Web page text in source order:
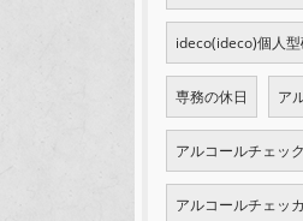
ideco(ideco)個人
専務の休日 ア
アルコールチェック
アルコールチェッ